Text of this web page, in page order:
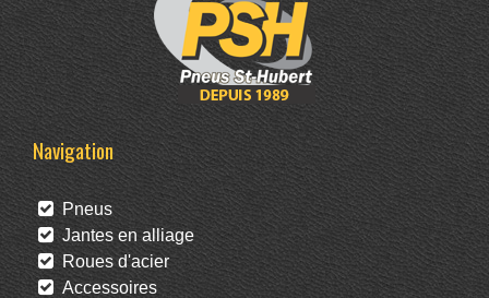
Navigation
Pneus
Jantes en alliage
Roues d'acier
Accessoires